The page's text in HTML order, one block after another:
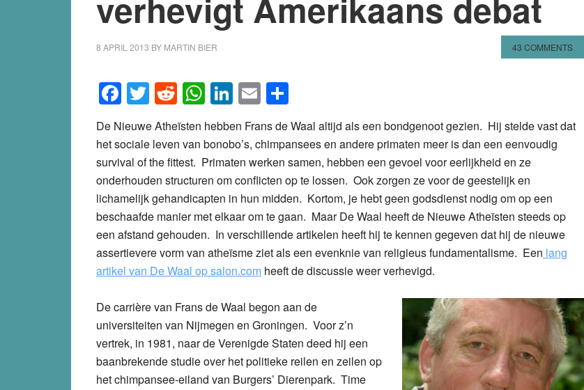
8 APRIL 2013 BY MARTIN BIER 43 COMMENTS
Facebook
Twitter
Reddit
WhatsApp
LinkedIn
Email
De Nieuwe Atheïsten hebben Frans de Waal altijd als een bondgenoot gezien. Hij stelde vast dat
het sociale leven van bonobo’s, chimpansees en andere primaten meer is dan een eenvoudig
survival of the fittest. Primaten werken samen, hebben een gevoel voor eerlijkheid en ze
onderhouden structuren om conflicten op te lossen. Ook zorgen ze voor de geestelijk en
lichamelijk gehandicapten in hun midden. Kortom, je hebt geen godsdienst nodig om op een
beschaafde manier met elkaar om te gaan. Maar De Waal heeft de Nieuwe Atheïsten steeds op
een afstand gehouden. In verschillende artikelen heeft hij te kennen gegeven dat hij de nieuwe
assertievere vorm van atheïsme ziet als een evenknie van religieus fundamentalisme. Een lang
artikel van De Waal op salon.com heeft de discussie weer verhevigd.
De carrière van Frans de Waal begon aan de
universiteiten van Nijmegen en Groningen. Voor z’n
vertrek, in 1981, naar de Verenigde Staten deed hij een
baanbrekende studie over het politieke reilen en zeilen op
het chimpansee-eiland van Burgers’ Dierenpark. Time